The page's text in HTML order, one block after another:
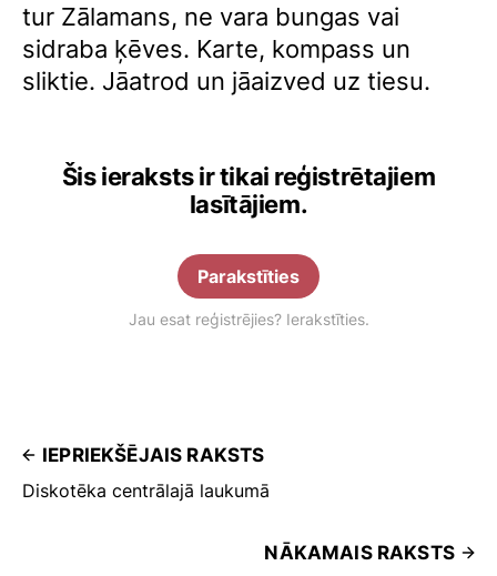
tur Zālamans, ne vara bungas vai
sidraba ķēves. Karte, kompass un
sliktie. Jāatrod un jāaizved uz tiesu.
Šis ieraksts ir tikai reģistrētajiem
lasītājiem.
Parakstīties
Jau esat reģistrējies? Ierakstīties.
IEPRIEKŠĒJAIS RAKSTS
Diskotēka centrālajā laukumā
NĀKAMAIS RAKSTS